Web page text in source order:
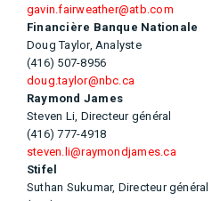
gavin.fairweather@atb.com
Financière Banque Nationale
Doug Taylor, Analyste
(416) 507-8956
doug.taylor@nbc.ca
Raymond James
Steven Li, Directeur général
(416) 777-4918
steven.li@raymondjames.ca
Stifel
Suthan Sukumar, Directeur général